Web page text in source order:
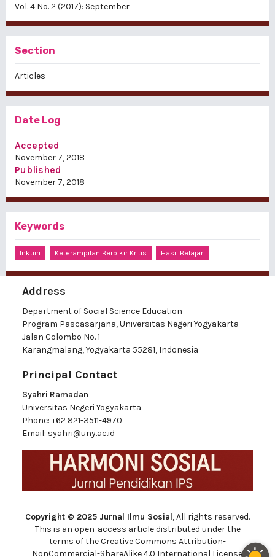
Vol. 4 No. 2 (2017): September
Section
Articles
Date Log
Accepted
November 7, 2018
Published
November 7, 2018
Keywords
Inkuiri Keterampilan Berpikir Kritis Hasil Belajar.
Address
Department of Social Science Education
Program Pascasarjana, Universitas Negeri Yogyakarta
Jalan Colombo No. 1
Karangmalang, Yogyakarta 55281, Indonesia
Principal Contact
Syahri Ramadan
Universitas Negeri Yogyakarta
Phone: +62 821-3511-4970
Email: syahri@uny.ac.id
Copyright © 2025 Jurnal Ilmu Sosial, All rights reserved.
This is an open-access article distributed under the
terms of the Creative Commons Attribution-
NonCommercial-ShareAlike 4.0 International License.